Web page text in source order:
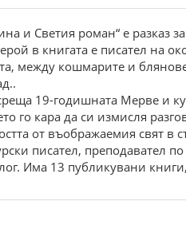
и Светия роман“ е разказ
в книгата е писател на
между кошмарите и
19-годишната Мерве и
го кара да си измисля
от въображаемия свят
писател, преподавател
Има 13 публикувани